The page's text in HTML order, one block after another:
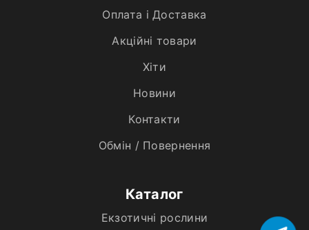
Оплата і Доставка
Акційні товари
Хiти
Новини
Контакти
Обмін / Повернення
Каталог
Екзотичні рослини